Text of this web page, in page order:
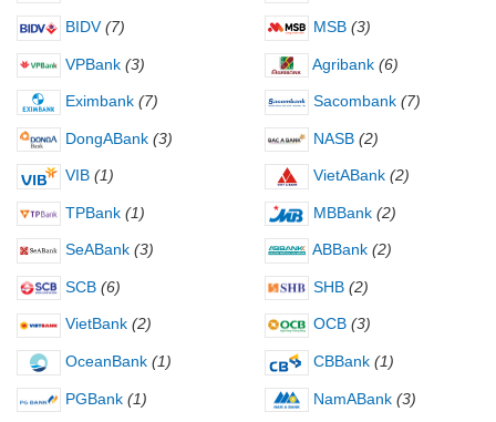
BIDV (7) MSB (3)
VPBank (3) Agribank (6)
Eximbank (7) Sacombank (7)
DongABank (3) NASB (2)
VIB (1) VietABank (2)
TPBank (1) MBBank (2)
SeABank (3) ABBank (2)
SCB (6) SHB (2)
VietBank (2) OCB (3)
OceanBank (1) CBBank (1)
PGBank (1) NamABank (3)